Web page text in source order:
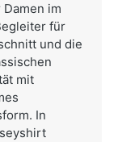
im
für
und die
mit
In